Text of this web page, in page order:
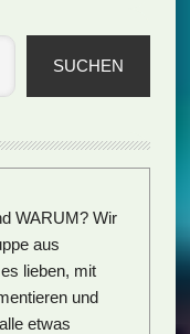
SUCHEN
WARUM? Wir
aus
lieben, mit
und
etwas